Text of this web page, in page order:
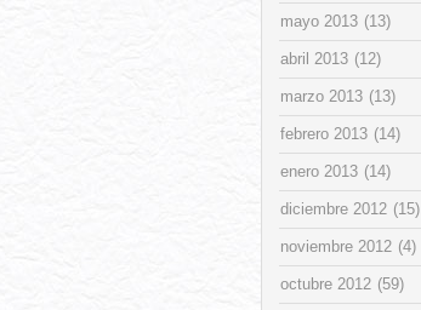
mayo 2013 (13)
abril 2013 (12)
marzo 2013 (13)
febrero 2013 (14)
enero 2013 (14)
diciembre 2012 (15)
noviembre 2012 (4)
octubre 2012 (59)